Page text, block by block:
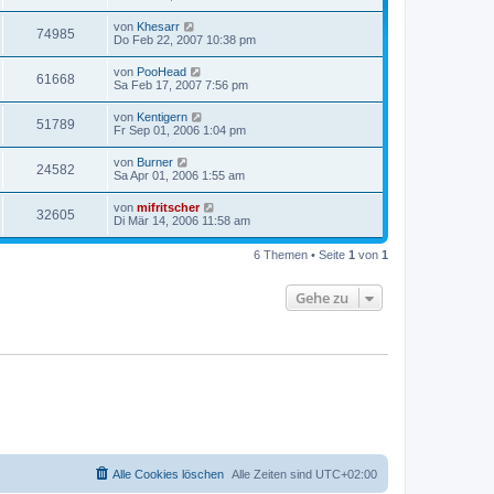
74985 von Khesarr
Do Feb 22, 2007 10:38 pm
61668 von PooHead
Sa Feb 17, 2007 7:56 pm
51789 von Kentigern
Fr Sep 01, 2006 1:04 pm
24582 von Burner
Sa Apr 01, 2006 1:55 am
32605 von mifritscher
Di Mär 14, 2006 11:58 am
6 Themen • Seite 1 von 1
Gehe zu
Alle Zeiten sind UTC+02:00
Alle Cookies löschen